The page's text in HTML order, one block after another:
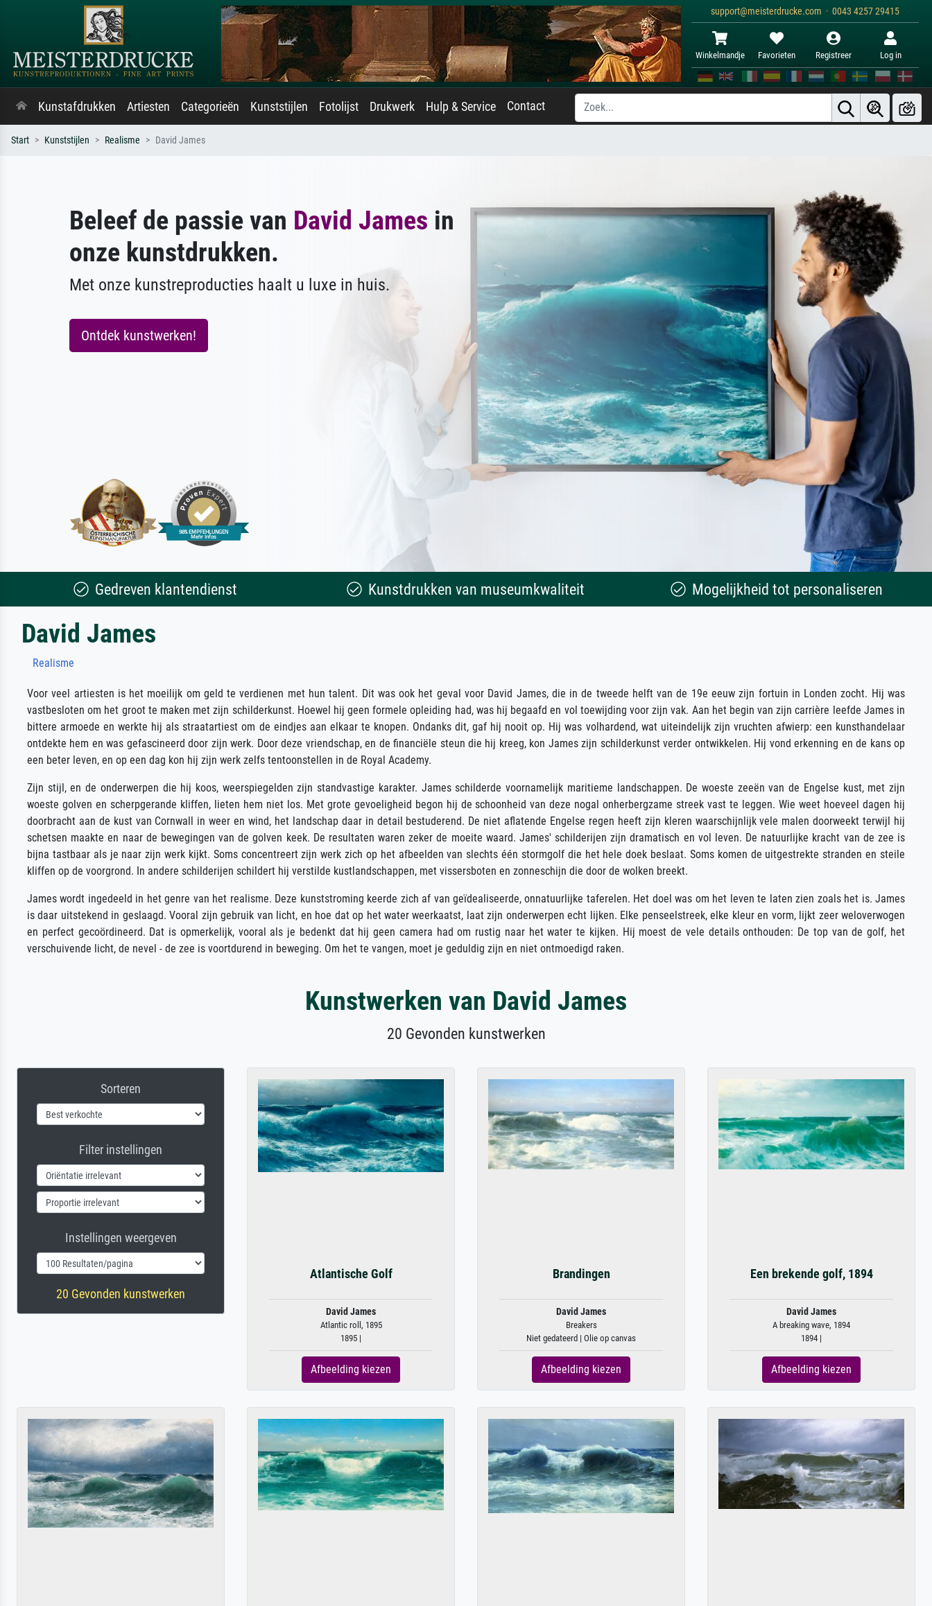
support@meisterdrucke.com · 0043 4257 29415
Winkelmandje Favorieten Registreer Log in
Kunstafdrukken Artiesten Categorieën Kunststijlen Fotolijst Drukwerk Hulp & Service Contact
Start Kunststijlen Realisme David James
Beleef de passie van David James in
onze kunstdrukken.
Met onze kunstreproducties haalt u luxe in huis.
Ontdek kunstwerken!
Gedreven klantendienst Kunstdrukken van museumkwaliteit Mogelijkheid tot personaliseren
David James
Realisme
Voor veel artiesten is het moeilijk om geld te verdienen met hun talent. Dit was ook het geval voor David James, die in de tweede helft van de 19e eeuw zijn fortuin in Londen zocht. Hij was
vastbesloten om het groot te maken met zijn schilderkunst. Hoewel hij geen formele opleiding had, was hij begaafd en vol toewijding voor zijn vak. Aan het begin van zijn carrière leefde James in
bittere armoede en werkte hij als straatartiest om de eindjes aan elkaar te knopen. Ondanks dit, gaf hij nooit op. Hij was volhardend, wat uiteindelijk zijn vruchten afwierp: een kunsthandelaar
ontdekte hem en was gefascineerd door zijn werk. Door deze vriendschap, en de financiële steun die hij kreeg, kon James zijn schilderkunst verder ontwikkelen. Hij vond erkenning en de kans op
een beter leven, en op een dag kon hij zijn werk zelfs tentoonstellen in de Royal Academy.
Zijn stijl, en de onderwerpen die hij koos, weerspiegelden zijn standvastige karakter. James schilderde voornamelijk maritieme landschappen. De woeste zeeën van de Engelse kust, met zijn
woeste golven en scherpgerande kliffen, lieten hem niet los. Met grote gevoeligheid begon hij de schoonheid van deze nogal onherbergzame streek vast te leggen. Wie weet hoeveel dagen hij
doorbracht aan de kust van Cornwall in weer en wind, het landschap daar in detail bestuderend. De niet aflatende Engelse regen heeft zijn kleren waarschijnlijk vele malen doorweekt terwijl hij
schetsen maakte en naar de bewegingen van de golven keek. De resultaten waren zeker de moeite waard. James' schilderijen zijn dramatisch en vol leven. De natuurlijke kracht van de zee is
bijna tastbaar als je naar zijn werk kijkt. Soms concentreert zijn werk zich op het afbeelden van slechts één stormgolf die het hele doek beslaat. Soms komen de uitgestrekte stranden en steile
kliffen op de voorgrond. In andere schilderijen schildert hij verstilde kustlandschappen, met vissersboten en zonneschijn die door de wolken breekt.
James wordt ingedeeld in het genre van het realisme. Deze kunststroming keerde zich af van geïdealiseerde, onnatuurlijke taferelen. Het doel was om het leven te laten zien zoals het is. James
is daar uitstekend in geslaagd. Vooral zijn gebruik van licht, en hoe dat op het water weerkaatst, laat zijn onderwerpen echt lijken. Elke penseelstreek, elke kleur en vorm, lijkt zeer weloverwogen
en perfect gecoördineerd. Dat is opmerkelijk, vooral als je bedenkt dat hij geen camera had om rustig naar het water te kijken. Hij moest de vele details onthouden: De top van de golf, het
verschuivende licht, de nevel - de zee is voortdurend in beweging. Om het te vangen, moet je geduldig zijn en niet ontmoedigd raken.
Kunstwerken van David James
20 Gevonden kunstwerken
Sorteren
Filter instellingen
Instellingen weergeven
20 Gevonden kunstwerken
Atlantische Golf
David James
Atlantic roll, 1895
1895 |
Afbeelding kiezen
Brandingen
David James
Breakers
Niet gedateerd | Olie op canvas
Afbeelding kiezen
Een brekende golf, 1894
David James
A breaking wave, 1894
1894 |
Afbeelding kiezen